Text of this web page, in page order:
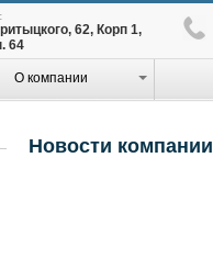
62, Корп 1,
64
О компании
Новости компании